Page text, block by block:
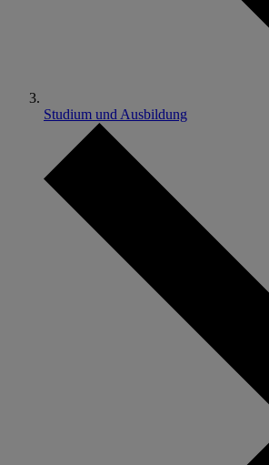
Studium und Ausbildung